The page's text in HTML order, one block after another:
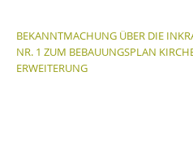
BEKANNTMACHUNG ÜBER DIE
NR. 1 ZUM BEBAUUNGSPLAN
ERWEITERUNG